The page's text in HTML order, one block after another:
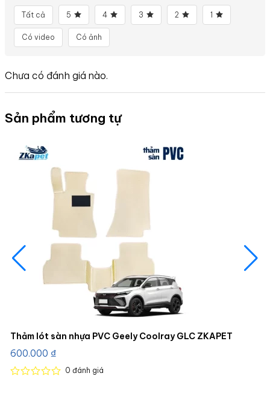
Tất cả 5 4 3 2 1
Có video Có ảnh
Chưa có đánh giá nào.
Sản phẩm tương tự
Thảm lót sàn nhựa PVC Geely Coolray GLC ZKAPET
600.000 ₫
0 đánh giá